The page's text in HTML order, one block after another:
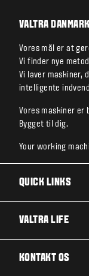
VALTRA DANMARK
Vores mål er at
Vi finder nye
Vi laver maskiner,
intelligente
Vores maskiner er
Bygget til dig.
Your working
QUICK LINKS
VALTRA LIFE
KONTAKT OS